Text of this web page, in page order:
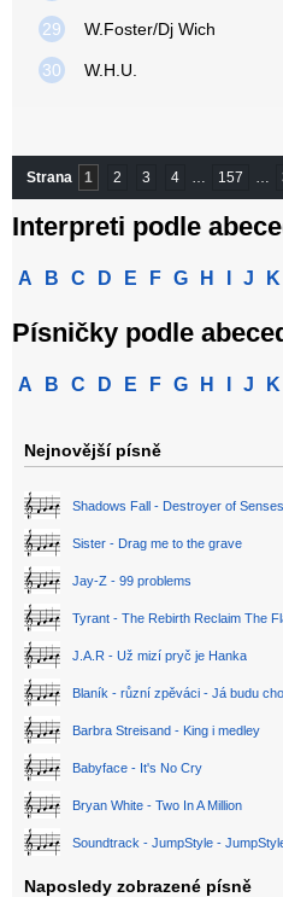
29 W.Foster/Dj Wich
30 W.H.U.
Strana 1 2 3 4 … 157 …
Interpreti podle
A B C D E F G H J K
Písničky podle
A B C D E F G H J K
Nejnovější písně
Shadows Fall - Destroyer of Senses
Sister - Drag me to the grave
Jay-Z - 99 problems
Tyrant - The Rebirth Reclaim The
J.A.R - Už mizí pryč je Hanka
Blaník - různí zpěváci - Já budu
Barbra Streisand - King i medley
Babyface - It's No Cry
Bryan White - Two In A Million
Soundtrack - JumpStyle -
Naposledy zobrazené písně